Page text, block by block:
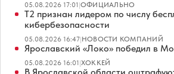
05.08.2026 17:01|ОФИЦИАЛЬНО
Т2 признан лидером по числу
кибербезопасности
05.08.2026 16:47|НОВОСТИ КОМПАНИЙ
Ярославский «Локо» победил в
05.08.2026 16:01|ХОККЕЙ